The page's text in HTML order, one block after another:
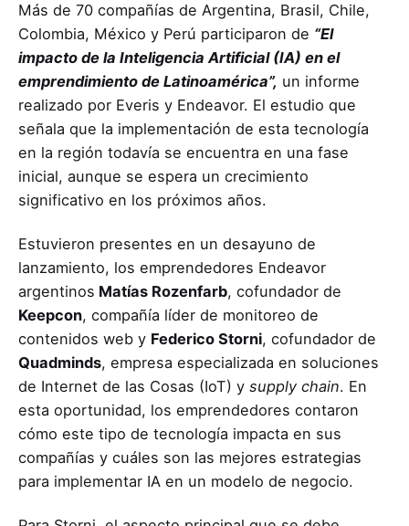
Más de 70 compañías de Argentina, Brasil, Chile,
Colombia, México y Perú participaron de “El
impacto de la Inteligencia Artificial (IA) en el
emprendimiento de Latinoamérica”, un informe
realizado por Everis y Endeavor. El estudio que
señala que la implementación de esta tecnología
en la región todavía se encuentra en una fase
inicial, aunque se espera un crecimiento
significativo en los próximos años.
Estuvieron presentes en un desayuno de
lanzamiento, los emprendedores Endeavor
argentinos Matías Rozenfarb, cofundador de
Keepcon, compañía líder de monitoreo de
contenidos web y Federico Storni, cofundador de
Quadminds, empresa especializada en soluciones
de Internet de las Cosas (IoT) y supply chain. En
esta oportunidad, los emprendedores contaron
cómo este tipo de tecnología impacta en sus
compañías y cuáles son las mejores estrategias
para implementar IA en un modelo de negocio.